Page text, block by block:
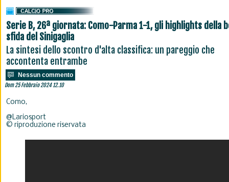
Serie B, 26ª giornata: Como-Parma 1-1, gli highlights della
sfida del Sinigaglia
La sintesi dello scontro d'alta classifica: un pareggio che
accontenta entrambe
Nessun commento
Dom 25 Febbraio 2024 12.10
Como,
@Lariosport
© riproduzione riservata